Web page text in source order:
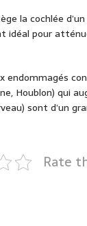
la cochlée d’un
idéal pour
endommagés
Houblon) qui
sont d’un
Rate